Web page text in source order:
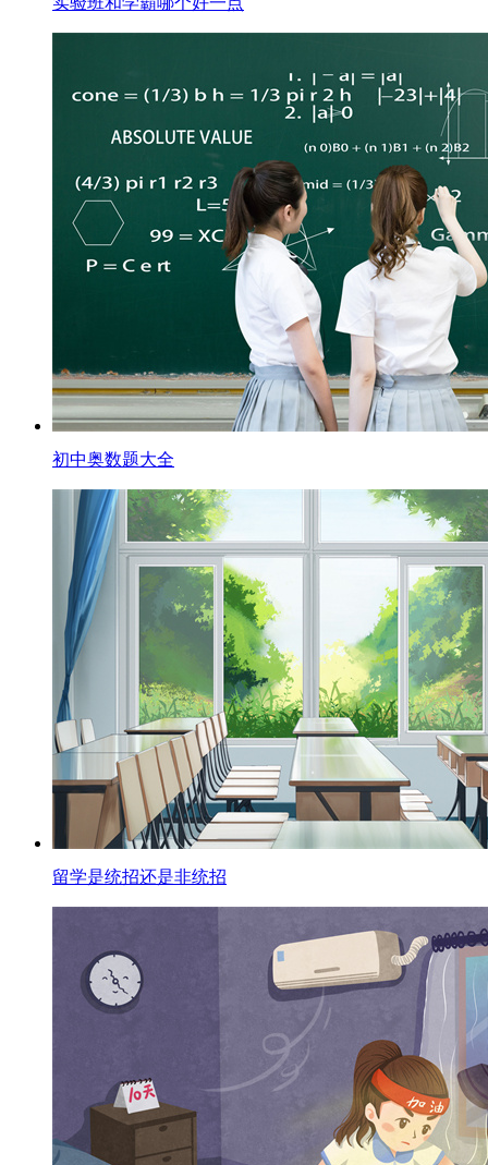
初中奥数题大全
留学是统招还是非统招